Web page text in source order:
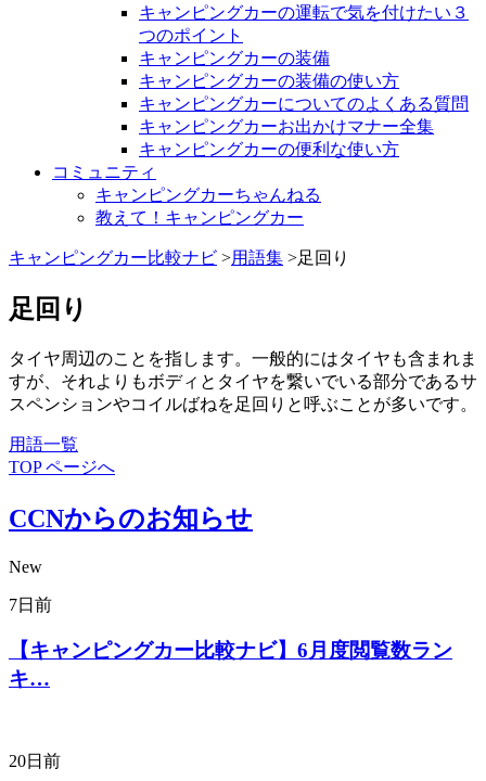
キャンピングカーの運転で気を付けたい３
つのポイント
キャンピングカーの装備
キャンピングカーの装備の使い方
キャンピングカーについてのよくある質問
キャンピングカーお出かけマナー全集
キャンピングカーの便利な使い方
コミュニティ
キャンピングカーちゃんねる
教えて！キャンピングカー
キャンピングカー比較ナビ >用語集 >足回り
足回り
タイヤ周辺のことを指します。一般的にはタイヤも含まれま
すが、それよりもボディとタイヤを繋いでいる部分であるサ
スペンションやコイルばねを足回りと呼ぶことが多いです。
用語一覧
TOP ページへ
CCNからのお知らせ
New
7日前
【キャンピングカー比較ナビ】6月度閲覧数ラン
キ…
20日前